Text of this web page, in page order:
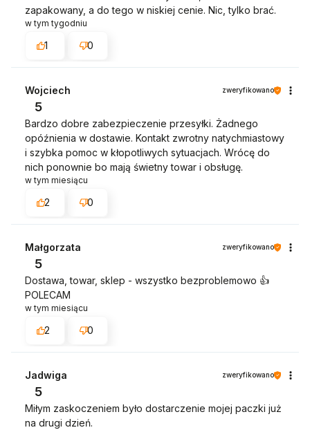
zapakowany, a do tego w niskiej cenie. Nic, tylko brać.
w tym tygodniu
1 0
Wojciech zweryfikowano
5
Bardzo dobre zabezpieczenie przesyłki. Żadnego
opóźnienia w dostawie. Kontakt zwrotny natychmiastowy
i szybka pomoc w kłopotliwych sytuacjach. Wrócę do
nich ponownie bo mają świetny towar i obsługę.
w tym miesiącu
2 0
Małgorzata zweryfikowano
5
Dostawa, towar, sklep - wszystko bezproblemowo 👍️
POLECAM
w tym miesiącu
2 0
Jadwiga zweryfikowano
5
Miłym zaskoczeniem było dostarczenie mojej paczki już
na drugi dzień.